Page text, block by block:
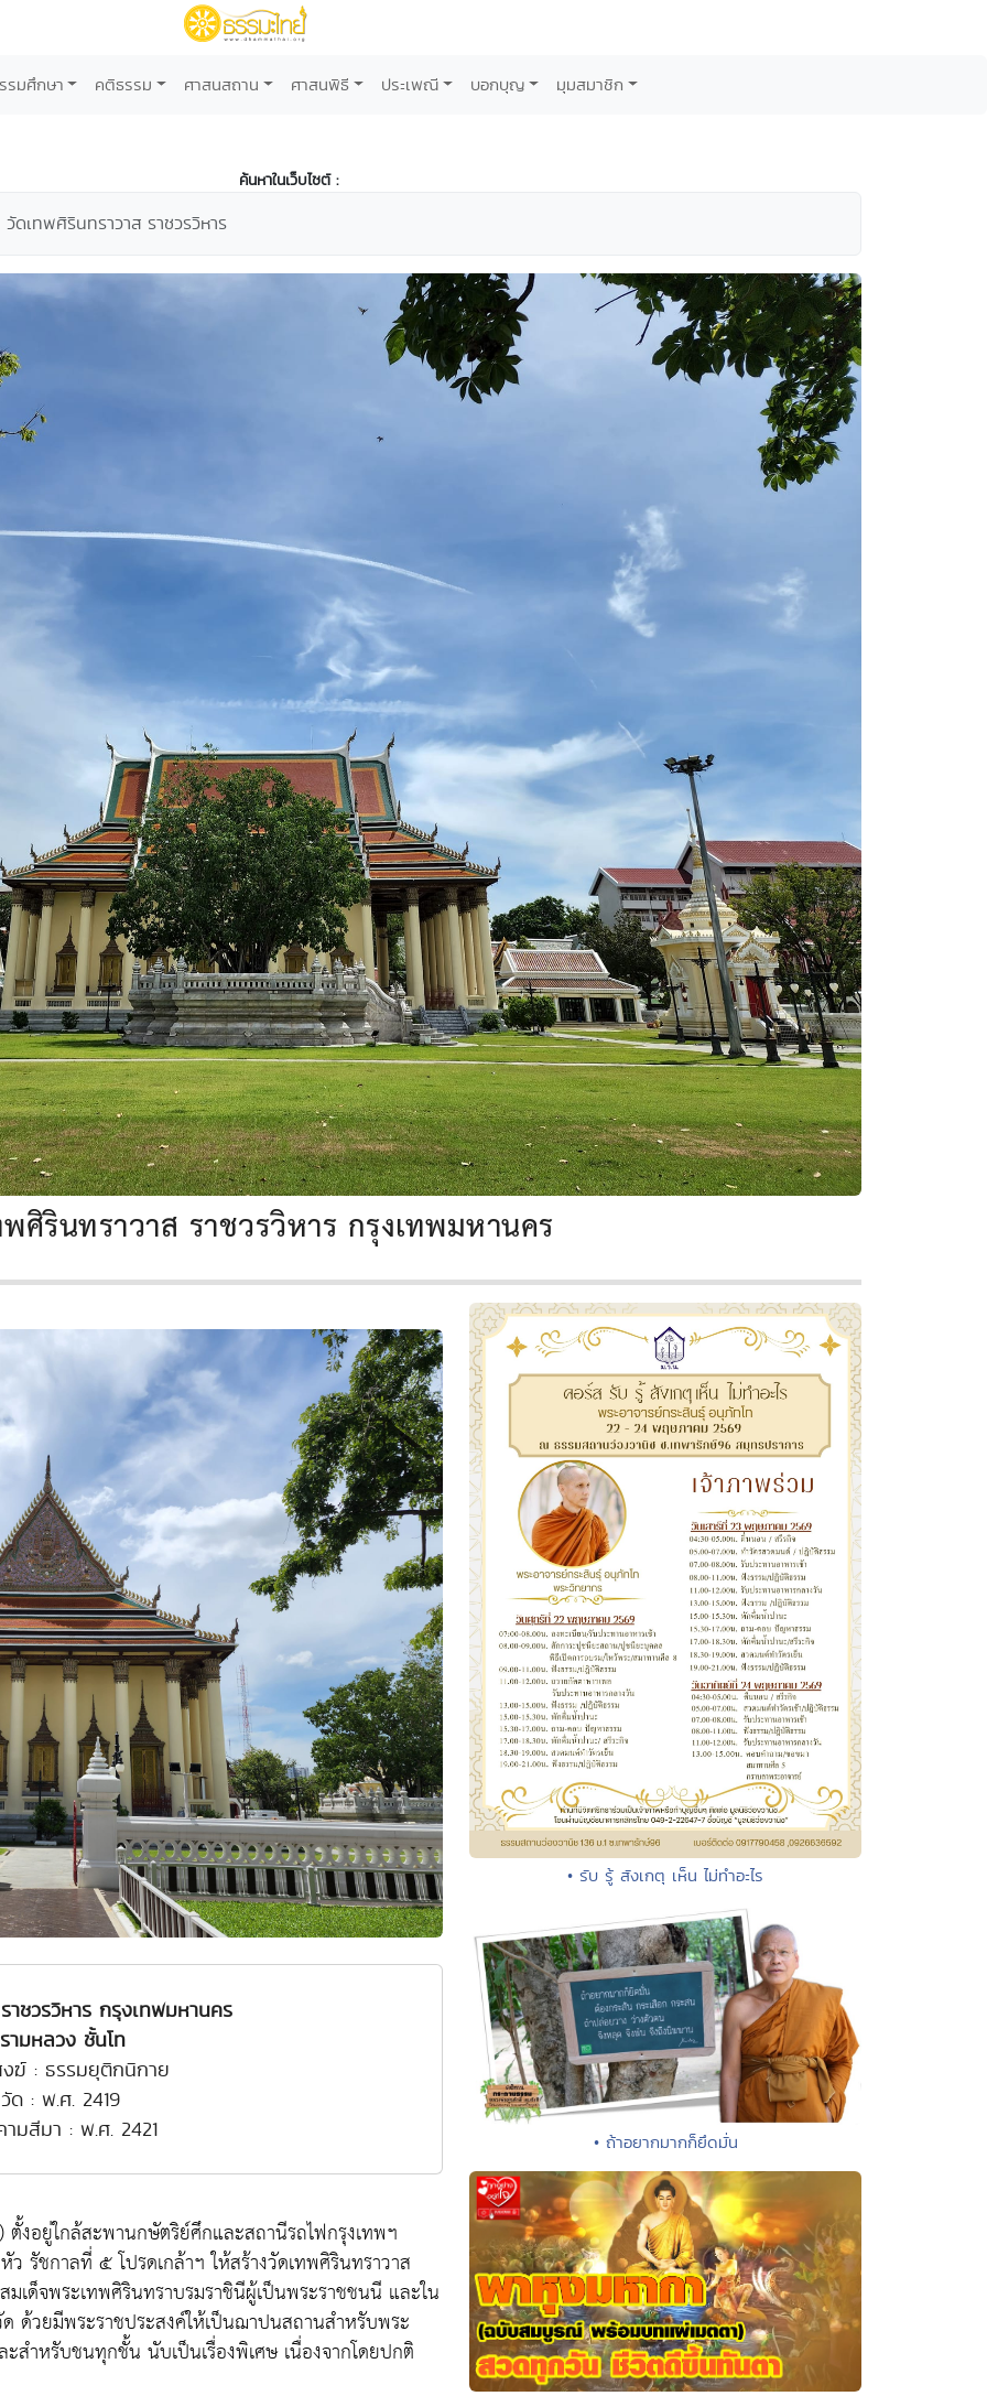
รมศึกษา คติธรรม ศาสนสถาน ศาสนพิธี ประเพณี บอกบุญ มุมสมาชิก
ค้นหาในเว็บไซต์ :
วัดเทพศิรินทราวาส ราชวรวิหาร
ศิรินทราวาส ราชวรวิหาร กรุงเทพมหานคร
าชวรวิหาร กรุงเทพมหานคร
ามหลวง ชั้นโท
ฆ์ : ธรรมยุติกนิกาย
ด : พ.ศ. 2419
มสีมา : พ.ศ. 2421
งอยู่ใกล้สะพานกษัตริย์ศึกและสถานีรถไฟกรุงเทพฯ
รัชกาลที่ ๕ โปรดเกล้าฯ ให้สร้างวัดเทพศิรินทราวาส
ด็จพระเทพศิรินทราบรมราชินีผู้เป็นพระราชชนนี และใน
ด้วยมีพระราชประสงค์ให้เป็นฌาปนสถานสำหรับพระ
สำหรับชนทุกชั้น นับเป็นเรื่องพิเศษ เนื่องจากโดยปกติ
• รับ รู้ สังเกตุ เห็น ไม่ทำอะไร
• ถ้าอยากมากก็ยึดมั่น